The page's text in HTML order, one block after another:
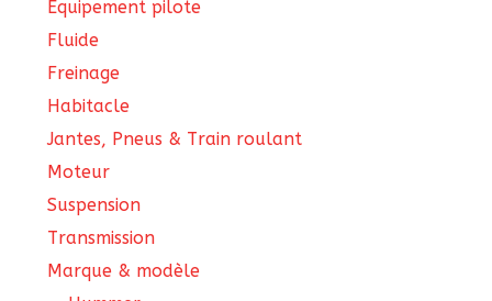
Équipement pilote
Fluide
Freinage
Habitacle
Jantes, Pneus & Train roulant
Moteur
Suspension
Transmission
Marque & modèle